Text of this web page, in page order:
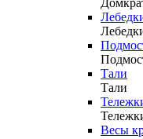
Тали
Тали
Весы